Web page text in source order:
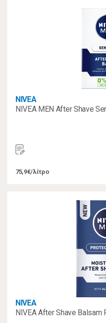
NIVEA
NIVEA MEN After Shave
75,9€/λίτρο
NIVEA
NIVEA After Shave Balsam